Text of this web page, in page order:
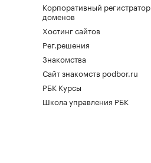
Корпоративный регистратор
доменов
Хостинг сайтов
Рег.решения
Знакомства
Сайт знакомств podbor.ru
РБК Курсы
Школа управления РБК